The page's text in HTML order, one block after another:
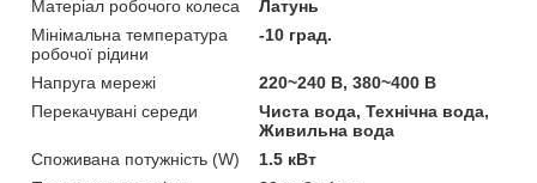
Матеріал робочого колеса
Латунь
Мінімальна температура
робочої рідини
-10 град.
Напруга мережі
220~240 В, 380~400 В
Перекачувані середи
Чиста вода, Технічна вода,
Живильна вода
Споживана потужність (W)
1.5 кВт